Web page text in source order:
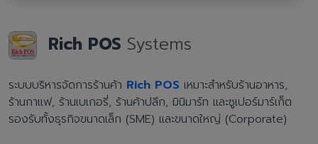
Rich POS Systems
ระบบบริหารจัดการร้านค้า Rich POS เหมาะสำหรับร้านอาหาร,
ร้านกาแฟ, ร้านเบเกอรี่, ร้านค้าปลีก, มินิมาร์ท และซูเปอร์มาร์เก็ต
รองรับทั้งธุรกิจขนาดเล็ก (SME) และขนาดใหญ่ (Corporate)